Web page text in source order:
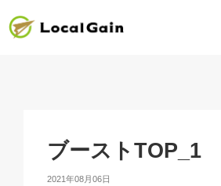
ブーストTOP_1
2021年08月06日